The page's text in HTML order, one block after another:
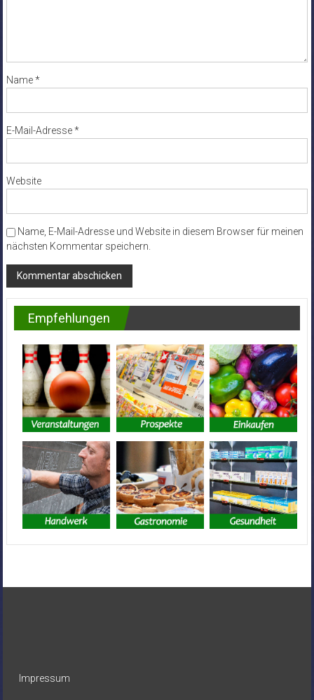
Name*
E-Mail-Adresse*
Website
Name, E-Mail-Adresse und Website in diesem Browser für meinen
nächsten Kommentar speichern.
Empfehlungen
Impressum